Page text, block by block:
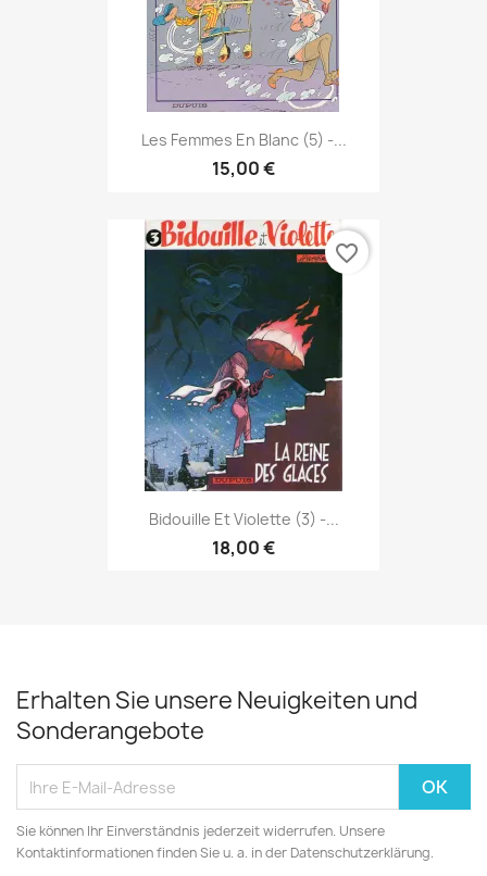
Les Femmes En Blanc (5) -...
15,00 €
Bidouille Et Violette (3) -...
18,00 €
favorite_border
Erhalten Sie unsere Neuigkeiten und
Sonderangebote
Sie können Ihr Einverständnis jederzeit widerrufen. Unsere
Kontaktinformationen finden Sie u. a. in der Datenschutzerklärung.